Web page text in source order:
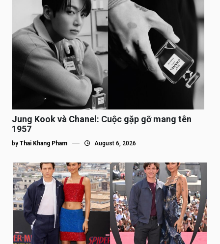
Jung Kook và Chanel: Cuộc gặp gỡ mang tên
1957
by Thai Khang Pham August 6, 2026